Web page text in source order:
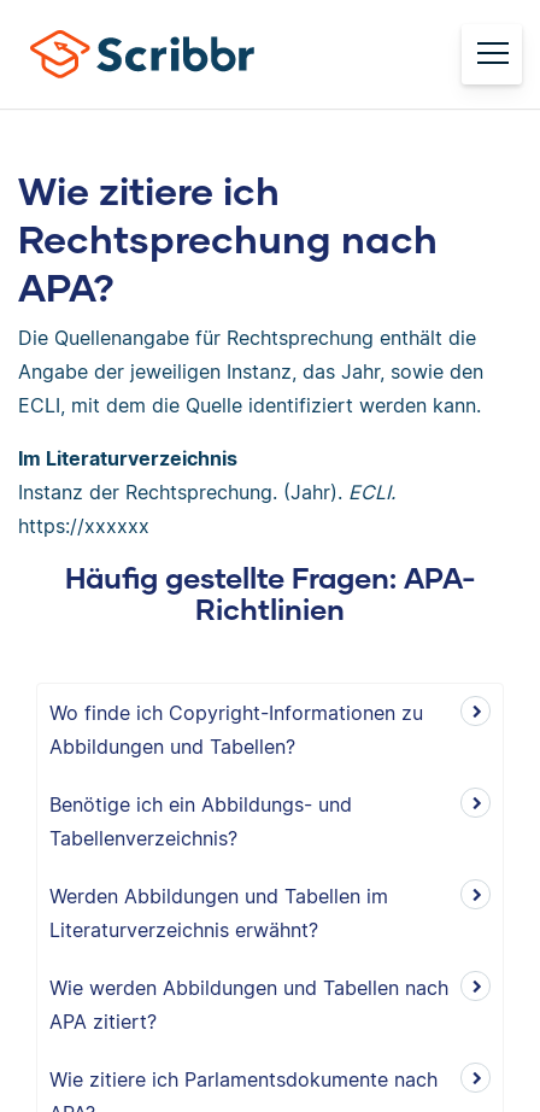
Wie zitiere ich
Rechtsprechung nach
APA?
Die Quellenangabe für Rechtsprechung enthält die
Angabe der jeweiligen Instanz, das Jahr, sowie den
ECLI, mit dem die Quelle identifiziert werden kann.
Im Literaturverzeichnis
Instanz der Rechtsprechung. (Jahr). ECLI.
https://xxxxxx
Häufig gestellte Fragen: APA-
Richtlinien
Wo finde ich Copyright-Informationen zu
Abbildungen und Tabellen?
Benötige ich ein Abbildungs- und
Tabellenverzeichnis?
Werden Abbildungen und Tabellen im
Literaturverzeichnis erwähnt?
Wie werden Abbildungen und Tabellen nach
APA zitiert?
Wie zitiere ich Parlamentsdokumente nach